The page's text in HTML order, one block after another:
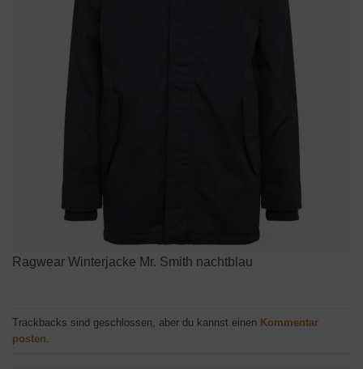
Ragwear Winterjacke Mr. Smith nachtblau
Trackbacks sind geschlossen, aber du kannst einen Kommentar
posten